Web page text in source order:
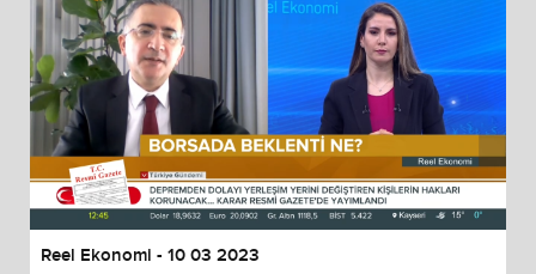
Reel Ekonomi - 10 03 2023